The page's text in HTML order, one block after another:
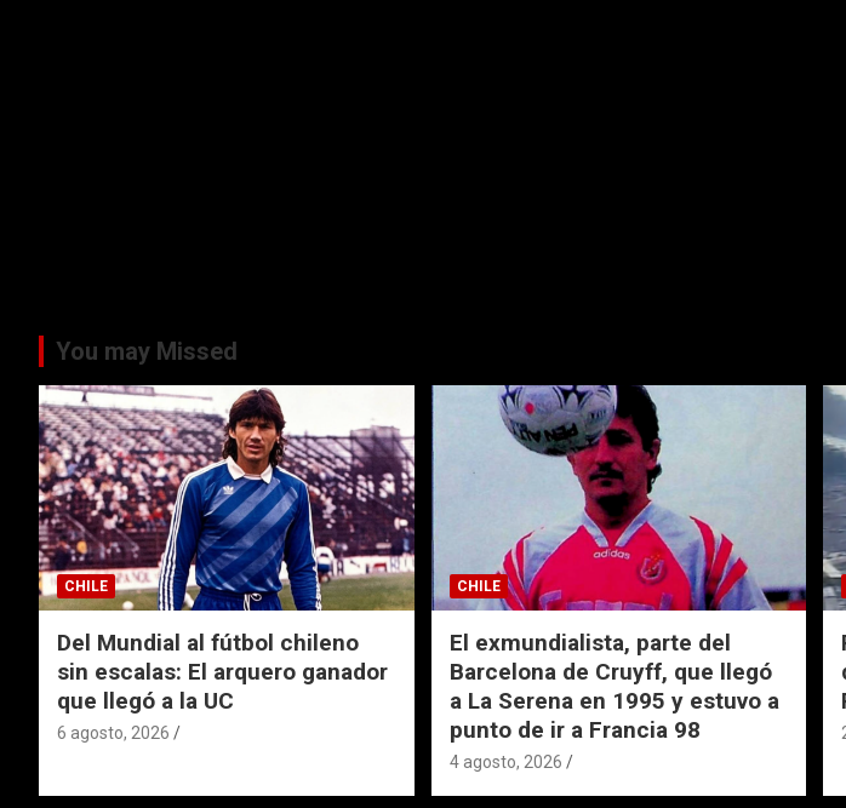
You may Missed
CHILE
Del Mundial al fútbol chileno
sin escalas: El arquero ganador
que llegó a la UC
6 agosto, 2026
CHILE
El exmundialista, parte del
Barcelona de Cruyff, que llegó
a La Serena en 1995 y estuvo a
punto de ir a Francia 98
4 agosto, 2026